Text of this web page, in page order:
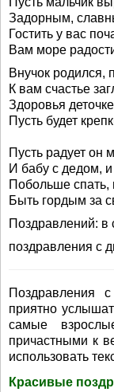
Задорным,
Гостить у вас
Вам море
Внучок родился,
К вам счастье
Здоровья
Пусть будет
Пусть радует он
И бабу с дедом,
Побольше спать,
Быть гордым за
Поздравлений: в
поздравления с
Поздравления
приятно
самые
причастными к
использовать
Красивые